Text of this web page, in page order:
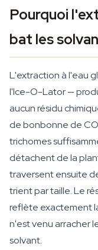
Pourquoi
bat les
L'extraction à l'eau
l'Ice-O-Lator —
aucun résidu
de bonbonne de
trichomes
détachent de la
traversent ensuite
trient par taille. Le
reflète exactement
n'est venu arracher
solvant.